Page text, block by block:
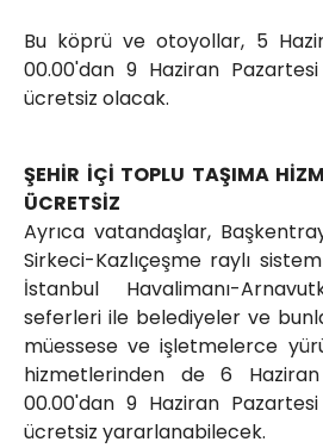
Bu köprü ve otoyollar, 5
00.00'dan 9 Haziran
ücretsiz olacak.
ŞEHİR İÇİ TOPLU TAŞIMA
ÜCRETSİZ
Ayrıca vatandaşlar,
Sirkeci-Kazlıçeşme raylı
İstanbul Havalimanı-
seferleri ile belediyeler ve
müessese ve işletmelerce
hizmetlerinden de 6
00.00'dan 9 Haziran
ücretsiz yararlanabilecek.